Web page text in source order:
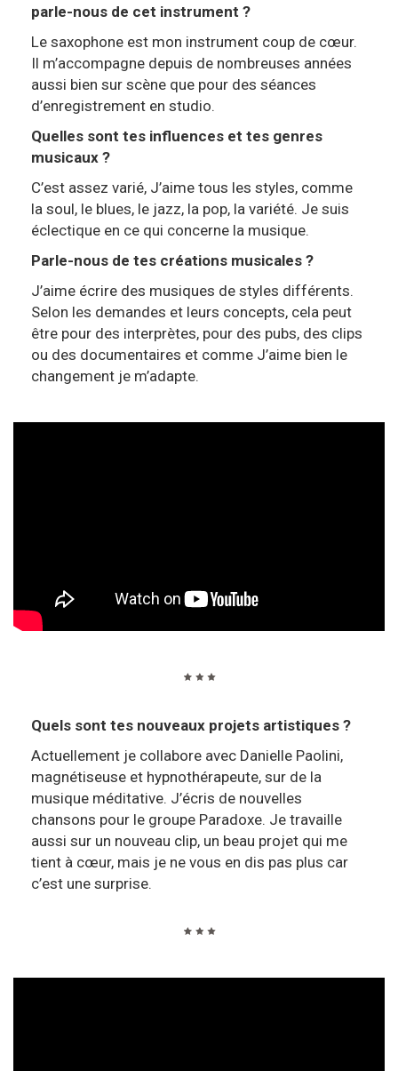
parle-nous de cet instrument ?
Le saxophone est mon instrument coup de cœur.
Il m’accompagne depuis de nombreuses années
aussi bien sur scène que pour des séances
d’enregistrement en studio.
Quelles sont tes influences et tes genres
musicaux ?
C’est assez varié, J’aime tous les styles, comme
la soul, le blues, le jazz, la pop, la variété. Je suis
éclectique en ce qui concerne la musique.
Parle-nous de tes créations musicales ?
J’aime écrire des musiques de styles différents.
Selon les demandes et leurs concepts, cela peut
être pour des interprètes, pour des pubs, des clips
ou des documentaires et comme J’aime bien le
changement je m’adapte.
Quels sont tes nouveaux projets artistiques ?
Actuellement je collabore avec Danielle Paolini,
magnétiseuse et hypnothérapeute, sur de la
musique méditative. J’écris de nouvelles
chansons pour le groupe Paradoxe. Je travaille
aussi sur un nouveau clip, un beau projet qui me
tient à cœur, mais je ne vous en dis pas plus car
c’est une surprise.